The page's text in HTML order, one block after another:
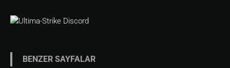
BENZER SAYFALAR